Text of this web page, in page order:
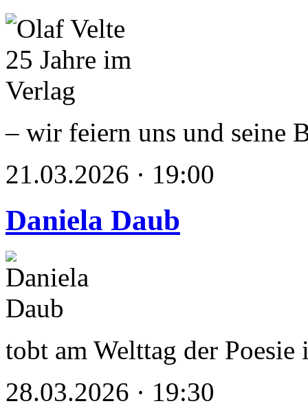
– wir feiern uns und seine
21.03.2026 · 19:00
Daniela Daub
tobt am Welttag der Poesie
28.03.2026 · 19:30